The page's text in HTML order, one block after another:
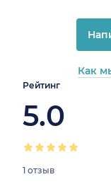
Рейтинг
5.0
1 отзыв
0%
0%
Как